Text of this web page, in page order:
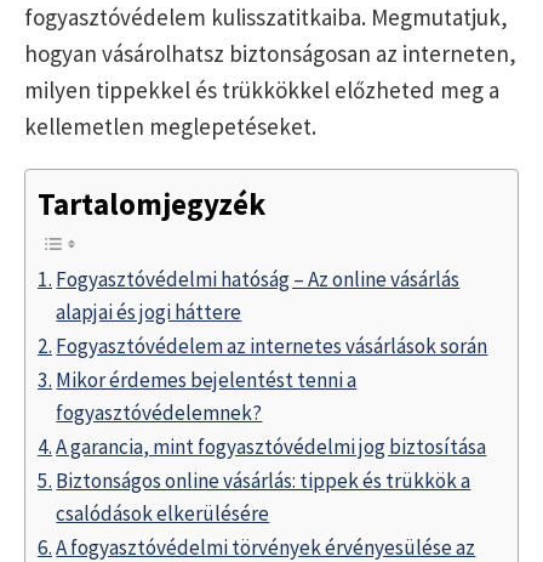
fogyasztóvédelem kulisszatitkaiba. Megmutatjuk,
hogyan vásárolhatsz biztonságosan az interneten,
milyen tippekkel és trükkökkel előzheted meg a
kellemetlen meglepetéseket.
Tartalomjegyzék
Fogyasztóvédelmi hatóság – Az online vásárlás
alapjai és jogi háttere
Fogyasztóvédelem az internetes vásárlások során
Mikor érdemes bejelentést tenni a
fogyasztóvédelemnek?
A garancia, mint fogyasztóvédelmi jog biztosítása
Biztonságos online vásárlás: tippek és trükkök a
csalódások elkerülésére
A fogyasztóvédelmi törvények érvényesülése az